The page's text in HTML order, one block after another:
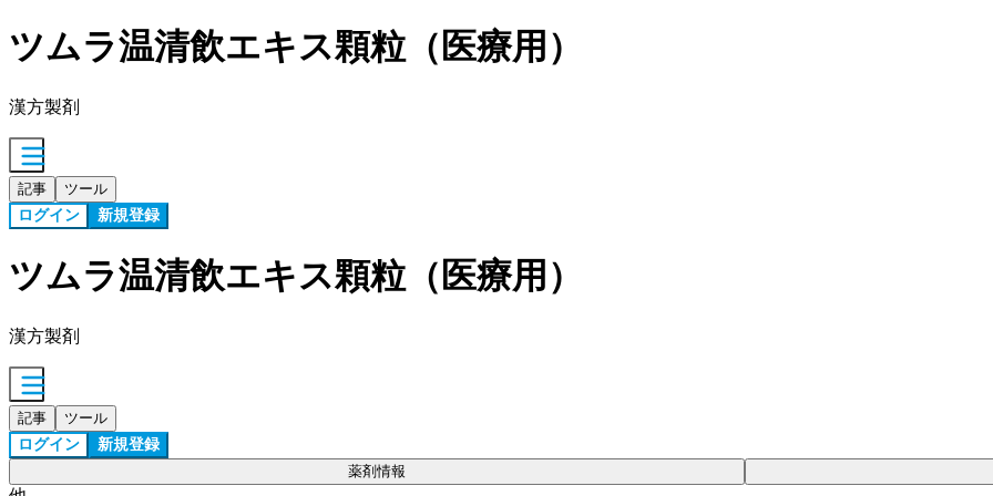
ツムラ温清飲エキス顆粒（医療用）
漢方製剤
記事 ツール
ログイン 新規登録
ツムラ温清飲エキス顆粒（医療用）
漢方製剤
記事 ツール
ログイン 新規登録
薬剤情報